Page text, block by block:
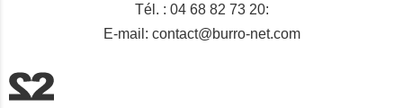
Tél. : 04 68 82 73 20:
E-mail: contact@burro-net.com